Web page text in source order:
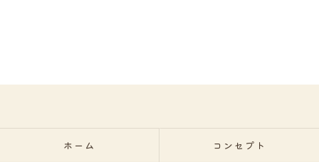
ホーム コンセプト